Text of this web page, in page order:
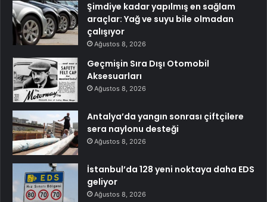
Şimdiye kadar yapılmış en sağlam
araçlar: Yağ ve suyu bile olmadan
çalışıyor
Ağustos 8, 2026
Geçmişin Sıra Dışı Otomobil
Aksesuarları
Ağustos 8, 2026
Antalya’da yangın sonrası çiftçilere
sera naylonu desteği
Ağustos 8, 2026
İstanbul’da 128 yeni noktaya daha EDS
geliyor
Ağustos 8, 2026